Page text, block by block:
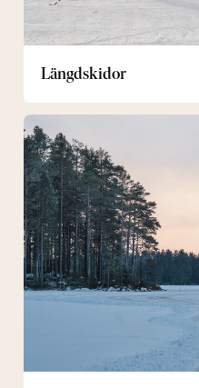
Längdskidor
Skates